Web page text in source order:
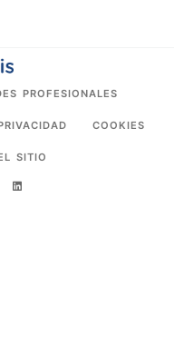
PROFESIONALES
COOKIES
SITIO